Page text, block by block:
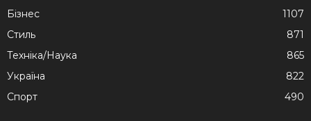
Бізнес
1107
Стиль
871
Техніка/Наука
865
Україна
822
Спорт
490